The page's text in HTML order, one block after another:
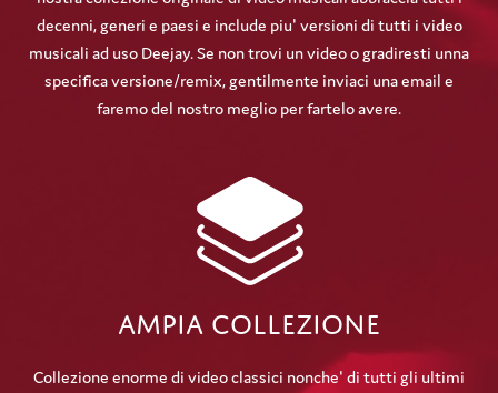
decenni, generi e paesi e include piu' versioni di tutti i video
musicali ad uso Deejay. Se non trovi un video o gradiresti unna
specifica versione/remix, gentilmente inviaci una email e
faremo del nostro meglio per fartelo avere.
Ampia Collezione
Collezione enorme di video classici nonche' di tutti gli ultimi